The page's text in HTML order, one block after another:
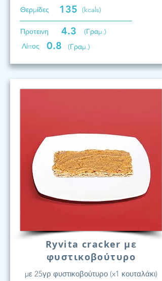
Θερμίδες 135 (kcals)
Προτεινη 4.3
(Γραμ.)
Λίπος
0.8 (Γραμ.)
Ryvita cracker με
φυστικοβούτυρο
με 25γρ φυστικοβούτυρο (x1 κουταλάκι)